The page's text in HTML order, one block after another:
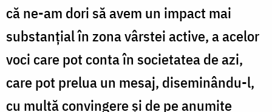
că ne-am dori să avem un impact mai
substanţial în zona vârstei active, a acelor
voci care pot conta în societatea de azi,
care pot prelua un mesaj, diseminându-l,
cu multă convingere şi de pe anumite